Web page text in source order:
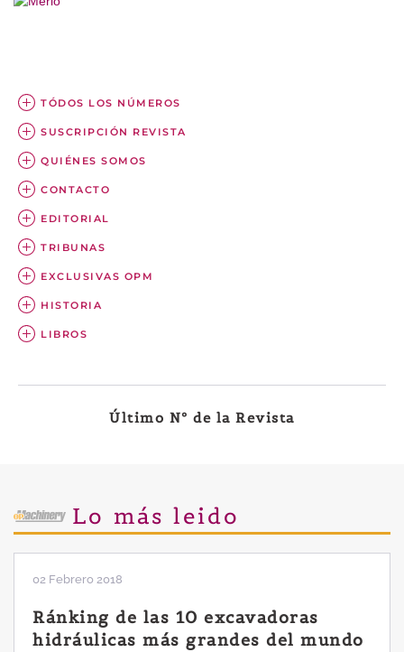
TÓDOS LOS NÚMEROS
SUSCRIPCIÓN REVISTA
QUIÉNES SOMOS
CONTACTO
EDITORIAL
TRIBUNAS
EXCLUSIVAS OPM
HISTORIA
LIBROS
Último Nº de la Revista
Lo más leido
28 Enero 2019
Las ventajas de la excavadora
Yanmar B7 Sigma-6